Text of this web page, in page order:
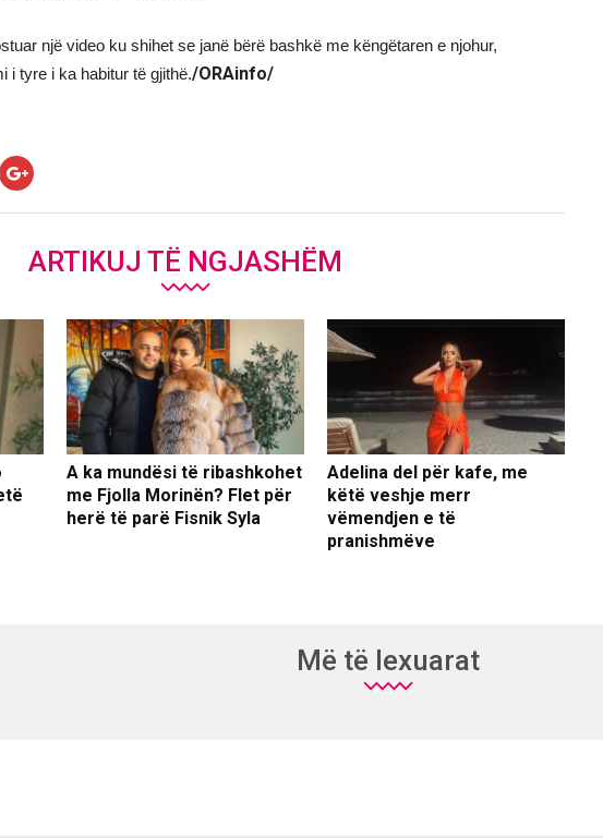
një video ku shihet se janë bërë bashkë me këngëtaren e njohur,
i tyre i ka habitur të gjithë./ORAinfo/
ARTIKUJ TË NGJASHËM
A ka mundësi të ribashkohet
me Fjolla Morinën? Flet për
herë të parë Fisnik Syla
Adelina del për kafe, me
këtë veshje merr
vëmendjen e të
pranishmëve
Më të lexuarat